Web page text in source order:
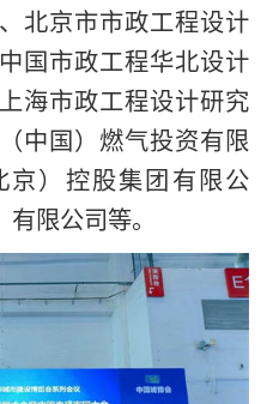
北京市市政工程设计
国市政工程华北设计
海市政工程设计研究
中国）燃气投资有限
）控股集团有限公
限公司等。